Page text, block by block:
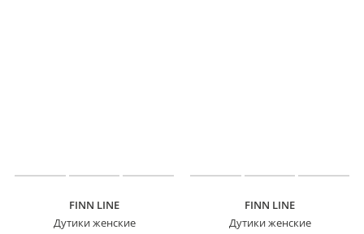
FINN LINE
Дутики женские
FINN LINE
Дутики женские